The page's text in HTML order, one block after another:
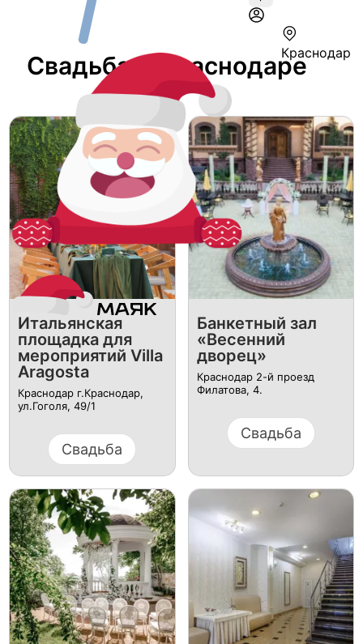
Краснодар
Свадьба В Краснодаре
Итальянская
площадка для
мероприятий Villa
Aragosta
Краснодар г.Краснодар,
ул.Гоголя, 49/1
Свадьба
Банкетный зал
«Весенний
дворец»
Краснодар 2-й проезд
Филатова, 4.
Свадьба